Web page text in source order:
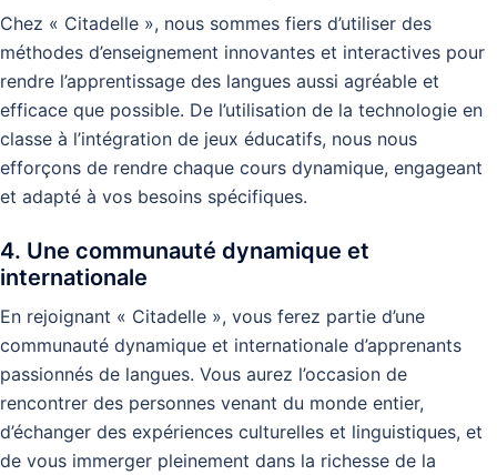
Chez « Citadelle », nous sommes fiers d’utiliser des
méthodes d’enseignement innovantes et interactives pour
rendre l’apprentissage des langues aussi agréable et
efficace que possible. De l’utilisation de la technologie en
classe à l’intégration de jeux éducatifs, nous nous
efforçons de rendre chaque cours dynamique, engageant
et adapté à vos besoins spécifiques.
4. Une communauté dynamique et
internationale
En rejoignant « Citadelle », vous ferez partie d’une
communauté dynamique et internationale d’apprenants
passionnés de langues. Vous aurez l’occasion de
rencontrer des personnes venant du monde entier,
d’échanger des expériences culturelles et linguistiques, et
de vous immerger pleinement dans la richesse de la